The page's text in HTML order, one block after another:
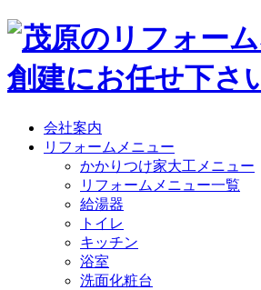
会社案内
リフォームメニュー
かかりつけ家大工メニュー
リフォームメニュー一覧
給湯器
トイレ
キッチン
浴室
洗面化粧台